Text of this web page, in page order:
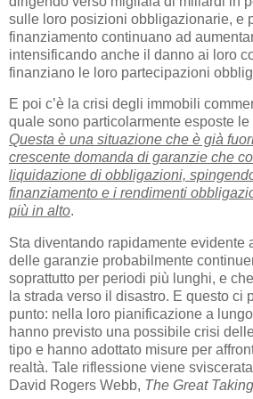
sulle loro posizioni obbligazionarie, e
finanziamento continuano ad
intensificando anche il danno ai loro
finanziano le loro partecipazioni
E poi c’è la crisi degli immobili
quale sono particolarmente esposte
Questa è una situazione che è già
crescente domanda di garanzie che
liquidazione di obbligazioni,
finanziamento e i rendimenti
più in alto.
Sta diventando rapidamente evidente
delle garanzie probabilmente
soprattutto per periodi più lunghi, e
la strada verso il disastro. E questo ci
punto: nella loro pianificazione a
hanno previsto una possibile crisi
tipo e hanno adottato misure per
realtà. Tale riflessione viene
David Rogers Webb, The Great Taking